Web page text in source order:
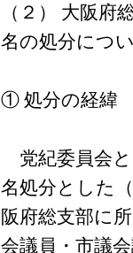
（２） 大阪府
名の処分につ
① 処分の経緯
党紀委員会
名処分とした
阪府総支部に
会議員・市議